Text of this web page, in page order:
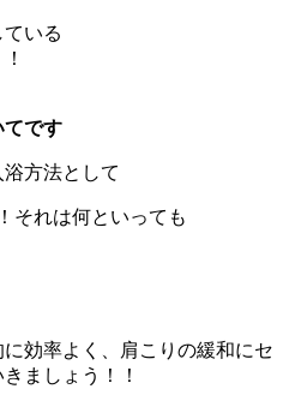
いる
てです
方法として
それは何といっても
効率よく、肩こりの緩和にセ
ましょう！！